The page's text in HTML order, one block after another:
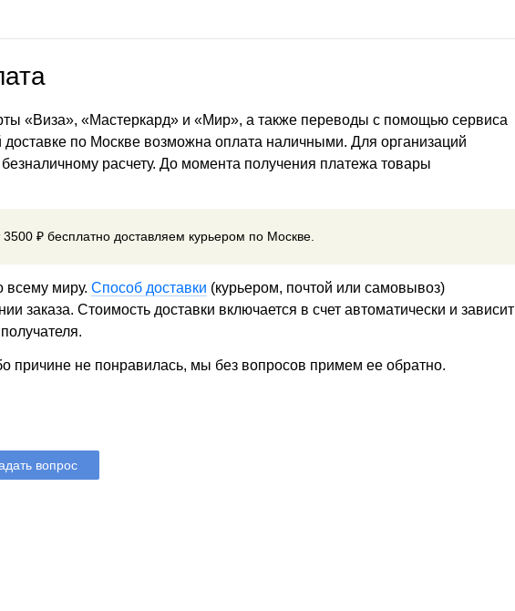
«Виза», «Мастеркард» и «Мир», а также переводы с помощью сервиса
по Москве возможна оплата наличными. Для организаций
расчету. До момента получения платежа товары
₽ бесплатно доставляем курьером по Москве.
всему миру. Способ доставки (курьером, почтой или самовывоз)
заказа. Стоимость доставки включается в счет автоматически и зависит
причине не понравилась, мы без вопросов примем ее обратно.
вопрос